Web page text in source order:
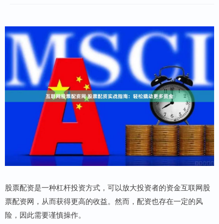
股票配资是一种杠杆投资方式，可以放大投资者的资金互联网股
票配资网，从而获得更高的收益。然而，配资也存在一定的风
险，因此需要谨慎操作。